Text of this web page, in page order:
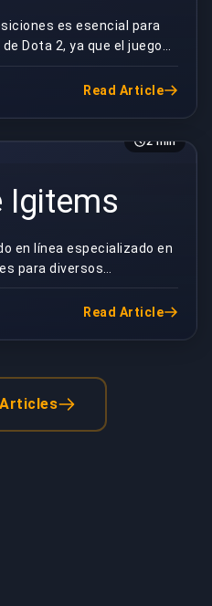
es esencial para
Dota 2, ya que el juego
intrincadas. H...
Read Article
2 min
Igitems
en línea especializado en
para diversos
artículos pueden incluir
Read Article